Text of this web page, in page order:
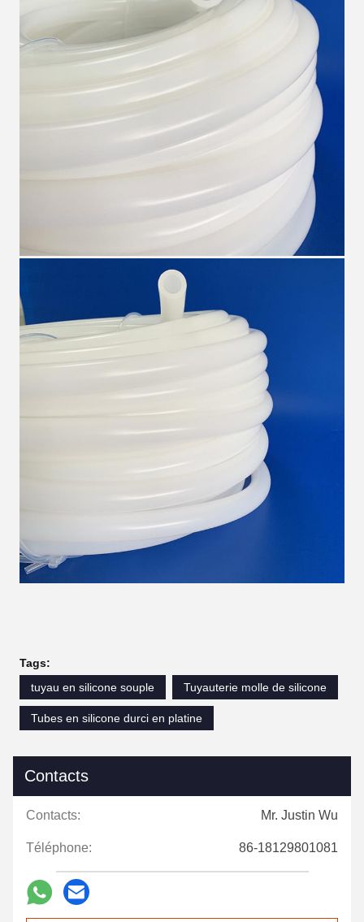
Tags:
tuyau en silicone souple
Tuyauterie molle de silicone
Tubes en silicone durci en platine
Contacts
Contacts: Mr. Justin Wu
Téléphone: 86-18129801081